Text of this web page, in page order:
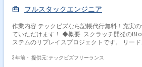
フルスタックエンジニア
作業内容 テックビズなら記帳代行無料！充実
ていただけます！ ◆概要: スクラッチ開発のBtoB、BtoC向け大規模ECシ
ステムのリプレイスプロジェクトです。 リー
計、実装、テスト、リリースまでをリードして
3年前・ 提供元: テックビズフリーランス